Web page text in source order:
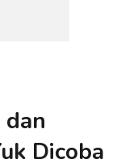
Dicoba